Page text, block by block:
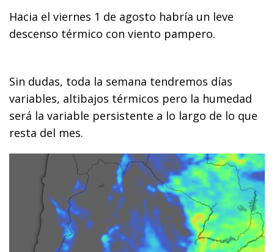
Hacia el viernes 1 de agosto habría un leve
descenso térmico con viento pampero.
Sin dudas, toda la semana tendremos días
variables, altibajos térmicos pero la humedad
será la variable persistente a lo largo de lo que
resta del mes.